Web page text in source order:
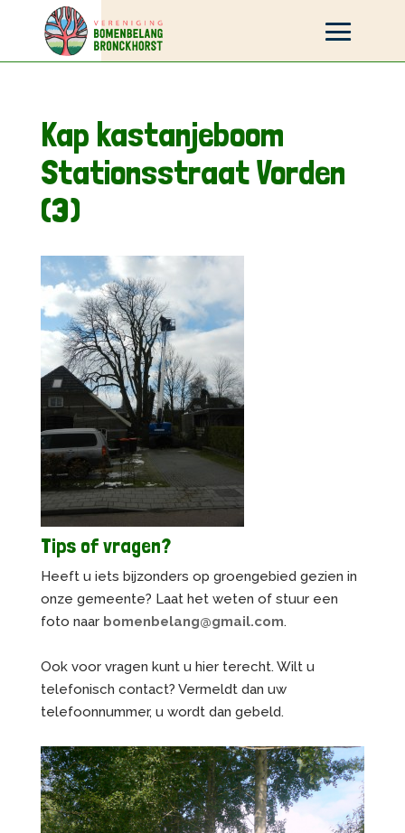
Kap kastanjeboom
Stationsstraat Vorden
(3)
Tips of vragen?
Heeft u iets bijzonders op groengebied gezien in
onze gemeente? Laat het weten of stuur een
foto naar bomenbelang@gmail.com.
Ook voor vragen kunt u hier terecht. Wilt u
telefonisch contact? Vermeldt dan uw
telefoonnummer, u wordt dan gebeld.